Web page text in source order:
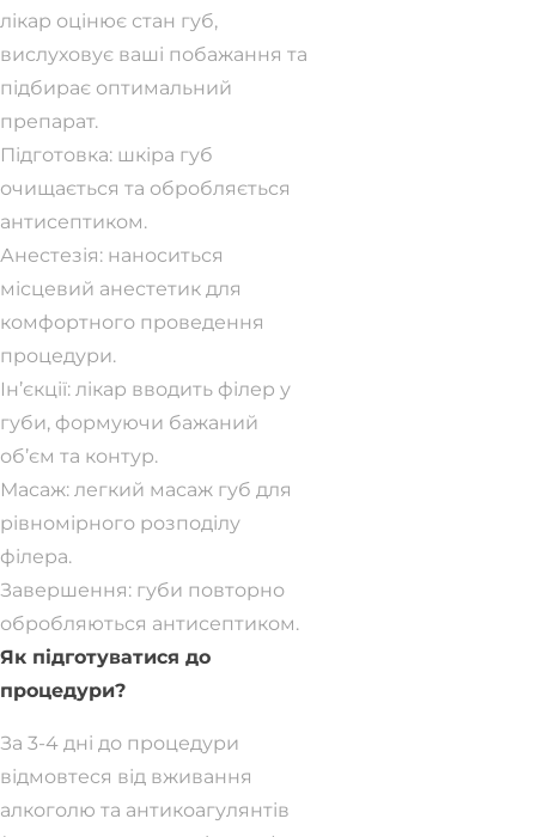
лікар оцінює стан губ,
вислуховує ваші побажання та
підбирає оптимальний
препарат.
Підготовка: шкіра губ
очищається та обробляється
антисептиком.
Анестезія: наноситься
місцевий анестетик для
комфортного проведення
процедури.
Ін’єкції: лікар вводить філер у
губи, формуючи бажаний
об’єм та контур.
Масаж: легкий масаж губ для
рівномірного розподілу
філера.
Завершення: губи повторно
обробляються антисептиком.
Як підготуватися до
процедури?
За 3-4 дні до процедури
відмовтеся від вживання
алкоголю та антикоагулянтів